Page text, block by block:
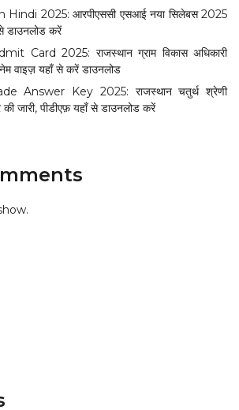
2025: आरपीएससी एसआई नया सिलेबस 2025
डाउनलोड करें
Card 2025: राजस्थान ग्राम विकास अधिकारी
वाइज़ यहाँ से करें डाउनलोड
Answer Key 2025: राजस्थान चतुर्थ श्रेणी
जारी, पीडीएफ़ यहाँ से डाउनलोड करें